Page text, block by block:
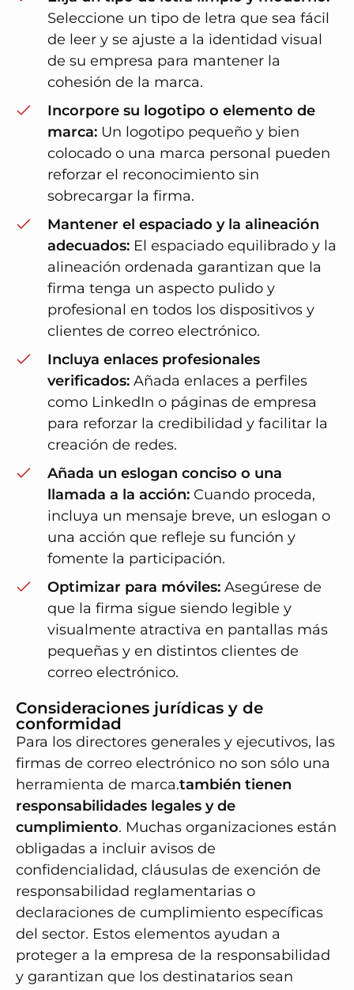
Seleccione un tipo de letra que sea fácil
de leer y se ajuste a la identidad visual
de su empresa para mantener la
cohesión de la marca.
Incorpore su logotipo o elemento de
marca:Un logotipo pequeño y bien
colocado o una marca personal pueden
reforzar el reconocimiento sin
sobrecargar la firma.
Mantener el espaciado y la alineación
adecuados:El espaciado equilibrado y la
alineación ordenada garantizan que la
firma tenga un aspecto pulido y
profesional en todos los dispositivos y
clientes de correo electrónico.
Incluya enlaces profesionales
verificados:Añada enlaces a perfiles
como LinkedIn o páginas de empresa
para reforzar la credibilidad y facilitar la
creación de redes.
Añada un eslogan conciso o una
llamada a la acción:Cuando proceda,
incluya un mensaje breve, un eslogan o
una acción que refleje su función y
fomente la participación.
Optimizar para móviles:Asegúrese de
que la firma sigue siendo legible y
visualmente atractiva en pantallas más
pequeñas y en distintos clientes de
correo electrónico.
Consideraciones jurídicas y de
conformidad
Para los directores generales y ejecutivos, las
firmas de correo electrónico no son sólo una
herramienta de marca.también tienen
responsabilidades legales y de
cumplimiento. Muchas organizaciones están
obligadas a incluir avisos de
confidencialidad, cláusulas de exención de
responsabilidad reglamentarias o
declaraciones de cumplimiento específicas
del sector. Estos elementos ayudan a
proteger a la empresa de la responsabilidad
y garantizan que los destinatarios sean